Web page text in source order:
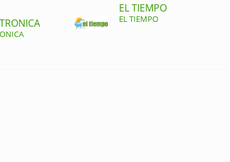
EL TIEMPO
EL TIEMPO